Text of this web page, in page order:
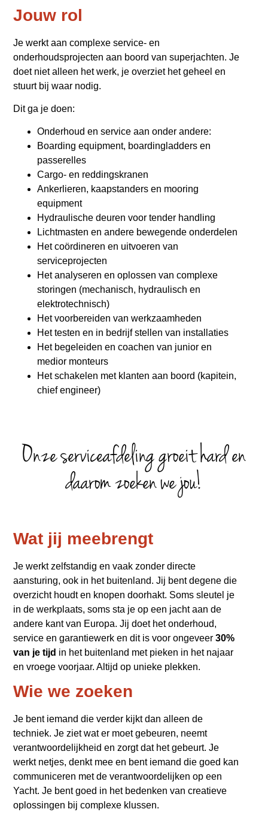
Jouw rol
Je werkt aan complexe service- en
onderhoudsprojecten aan boord van superjachten. Je
doet niet alleen het werk, je overziet het geheel en
stuurt bij waar nodig.
Dit ga je doen:
Onderhoud en service aan onder andere:
Boarding equipment, boardingladders en
passerelles
Cargo- en reddingskranen
Ankerlieren, kaapstanders en mooring
equipment
Hydraulische deuren voor tender handling
Lichtmasten en andere bewegende onderdelen
Het coördineren en uitvoeren van
serviceprojecten
Het analyseren en oplossen van complexe
storingen (mechanisch, hydraulisch en
elektrotechnisch)
Het voorbereiden van werkzaamheden
Het testen en in bedrijf stellen van installaties
Het begeleiden en coachen van junior en
medior monteurs
Het schakelen met klanten aan boord (kapitein,
chief engineer)
Onze serviceafdeling groeit hard en
daarom zoeken we jou!
Wat jij meebrengt
Je werkt zelfstandig en vaak zonder directe
aansturing, ook in het buitenland. Jij bent degene die
overzicht houdt en knopen doorhakt. Soms sleutel je
in de werkplaats, soms sta je op een jacht aan de
andere kant van Europa. Jij doet het onderhoud,
service en garantiewerk en dit is voor ongeveer30%
van je tijd in het buitenland met pieken in het najaar
en vroege voorjaar. Altijd op unieke plekken.
Wie we zoeken
Je bent iemand die verder kijkt dan alleen de
techniek. Je ziet wat er moet gebeuren, neemt
verantwoordelijkheid en zorgt dat het gebeurt. Je
werkt netjes, denkt mee en bent iemand die goed kan
communiceren met de verantwoordelijken op een
Yacht. Je bent goed in het bedenken van creatieve
oplossingen bij complexe klussen.